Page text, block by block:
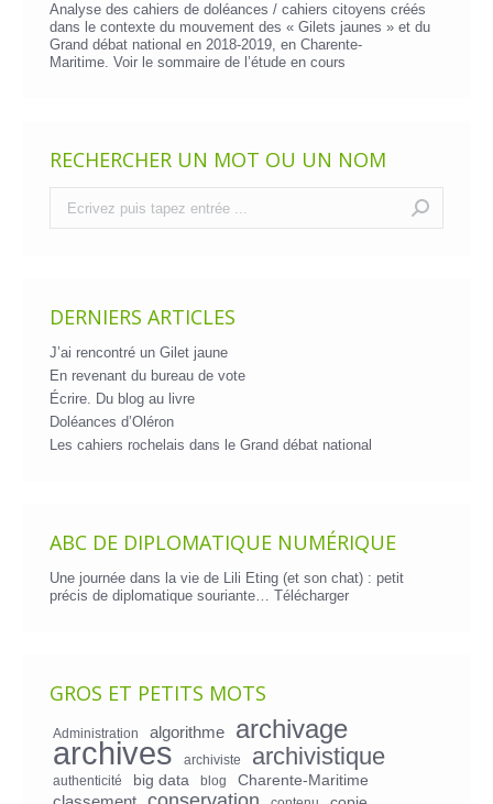
Analyse des cahiers de doléances / cahiers citoyens créés
dans le contexte du mouvement des « Gilets jaunes » et du
Grand débat national en 2018-2019, en Charente-
Maritime. Voir le sommaire de l’étude en cours
RECHERCHER UN MOT OU UN NOM
DERNIERS ARTICLES
J’ai rencontré un Gilet jaune
En revenant du bureau de vote
Écrire. Du blog au livre
Doléances d’Oléron
Les cahiers rochelais dans le Grand débat national
ABC DE DIPLOMATIQUE NUMÉRIQUE
Une journée dans la vie de Lili Eting (et son chat) : petit
précis de diplomatique souriante… Télécharger
GROS ET PETITS MOTS
Administration algorithme archivage
archives archiviste archivistique
authenticité big data blog
Charente-Maritime